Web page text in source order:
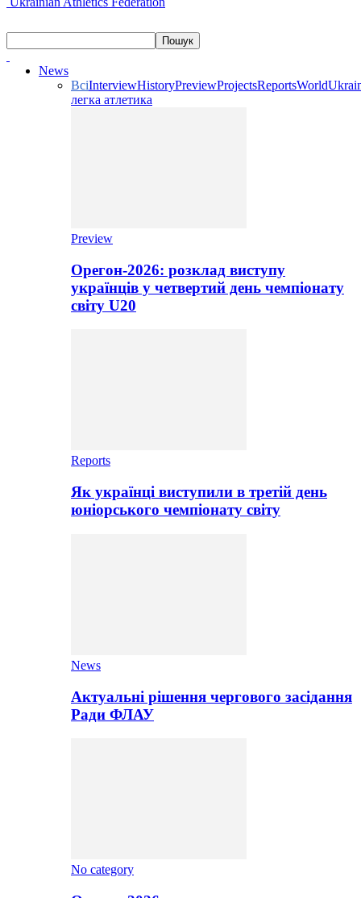
News
ВсіInterviewHistoryPreviewProjectsReportsWorld
легка атлетика
Preview
Орегон-2026: розклад виступу
українців у четвертий день чемпіонату
світу U20
Reports
Як українці виступили в третій день
юніорського чемпіонату світу
News
Актуальні рішення чергового засідання
Ради ФЛАУ
No category